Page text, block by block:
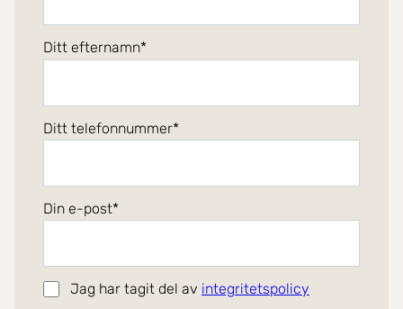
Ditt efternamn
Ditt telefonnummer
Din e-post
Jag har tagit del av integritetspolicy